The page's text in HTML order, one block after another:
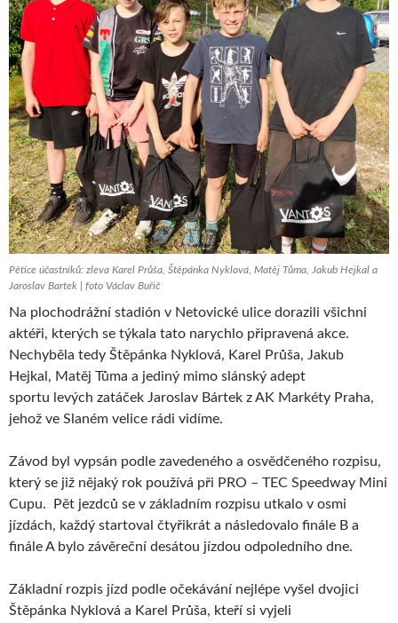
Pětice účastníků: zleva Karel Průša, Štěpánka Nyklová, Matěj Tůma, Jakub Hejkal a
Jaroslav Bartek | foto Václav Buřič
Na plochodrážní stadión v Netovické ulice dorazili všichni
aktéři, kterých se týkala tato narychlo připravená akce.
Nechyběla tedy Štěpánka Nyklová, Karel Průša, Jakub
Hejkal, Matěj Tůma a jediný mimo slánský adept
sportu levých zatáček Jaroslav Bártek z AK Markéty Praha,
jehož ve Slaném velice rádi vidíme.
Závod byl vypsán podle zavedeného a osvědčeného rozpisu,
který se již nějaký rok používá při PRO – TEC Speedway Mini
Cupu. Pět jezdců se v základním rozpisu utkalo v osmi
jízdách, každý startoval čtyřikrát a následovalo finále B a
finále A bylo závěreční desátou jízdou odpoledního dne.
Základní rozpis jízd podle očekávání nejlépe vyšel dvojici
Štěpánka Nyklová a Karel Průša, kteří si vyjeli